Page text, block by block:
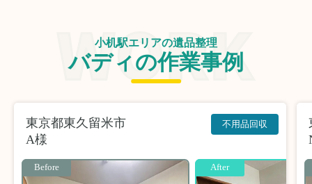
小机駅エリアの遺品整理
バディの作業事例
東京都東久留米市
A様
不用品回収
Before After